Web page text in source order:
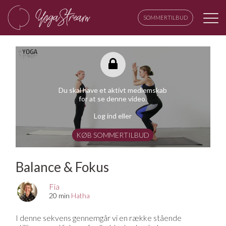
SOMMERTILBUD
Du skal have et aktivt medlemskab
for at se denne video.
Log ind eller
KØB SOMMERTILBUD
Balance & Fokus
Fia
20 min Hatha
I denne sekvens gennemgår vi en række stående